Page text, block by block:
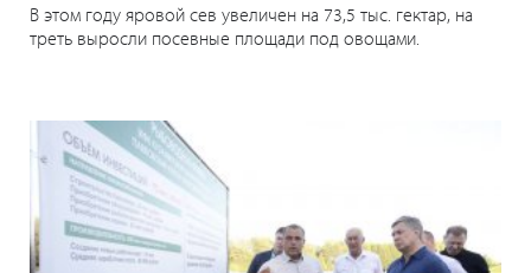
В этом году яровой сев увеличен на 73,5 тыс. гектар, на
треть выросли посевные площади под овощами.